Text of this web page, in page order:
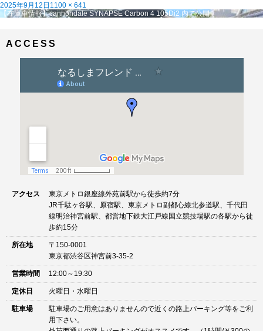
投
稿
2025年9月12日 フ
ル
1100 × 641
投
ゲ
【在庫車情報】cannondale SYNAPSE Carbon 4 105Di2 内で公開
ACCESS
アクセス
東京メトロ銀座線外苑前駅から徒歩約7分
JR千駄ヶ谷駅、原宿駅、東京メトロ副都心線北参道駅、千代田
線明治神宮前駅、都営地下鉄大江戸線国立競技場駅の各駅から徒
歩約15分
所在地
〒150-0001
東京都渋谷区神宮前3-35-2
営業時間 12:00～19:30
定休日 火曜日・水曜日
駐車場
駐車場のご用意はありませんので近くの路上パーキング等をご利
用下さい。